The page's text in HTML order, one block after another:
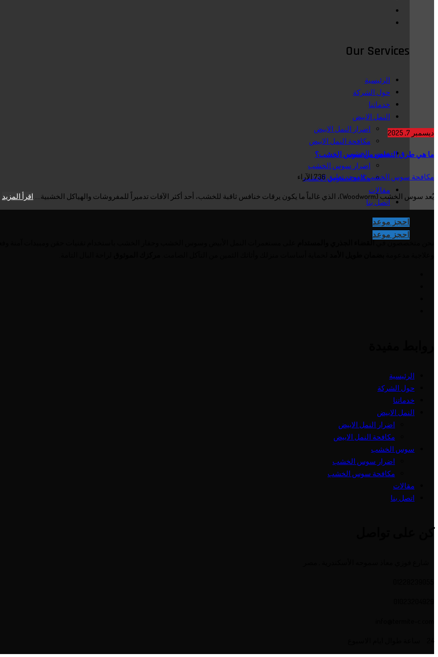
Our Services
الرئيسية
حول الشركة
خدماتنا
النمل الابيض
اضرار النمل الابيض
مكافحة النمل الابيض
سوس الخشب
اضرار سوس الخشب
مكافحة سوس الخشب
مقالات
اتصل بنا
احجز موعد
احجز موعد
ديسمبر 7, 2025
ما هي طرق التخلص من سوس الخشب؟
مكافحة سوس الخشب لا يوجد تعليق 736الآراء
يُعد سوس الخشب (Woodworm)، الذي غالباً ما يكون يرقات خنافس ثاقبة للخشب، أحد أكثر الآفات تدميراً للمفروشات والهياكل الخشبية.... اقرأ المزيد
نحن متخصصون فيالقضاء الجذري والمستدام
الرئيسية
حول الشركة
خدماتنا
النمل الابيض
اضرار النمل الابيض
مكافحة النمل الابيض
سوس الخشب
اضرار سوس الخشب
مكافحة سوس الخشب
مقالات
اتصل بنا